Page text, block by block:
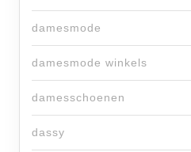
damesmode
damesmode winkels
damesschoenen
dassy